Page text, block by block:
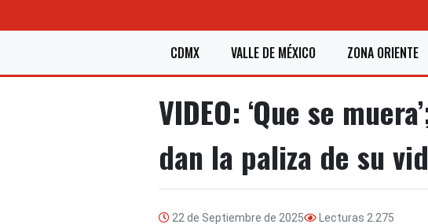
CDMX VALLE DE MÉXICO ZONA ORIENTE
VIDEO: ‘Que se
dan la paliza de su
22 de Septiembre de 2025 Lecturas 2.275